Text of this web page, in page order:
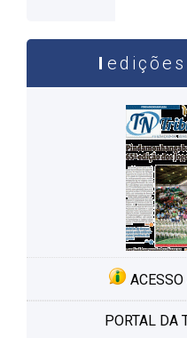
ACESSO
PORTAL DA